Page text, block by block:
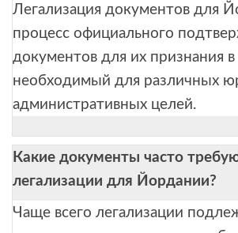
Легализация документов для
процесс официального
документов для их признания
необходимый для различных
административных целей.
Какие документы часто
легализации для Йордании?
Чаще всего легализации